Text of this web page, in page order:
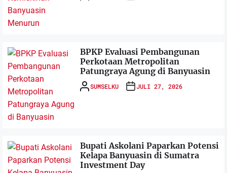
BPKP Evaluasi Pembangunan
Perkotaan Metropolitan
Patungraya Agung di Banyuasin
SUMSELKU JULI 27, 2026
Bupati Askolani Paparkan Potensi
Kelapa Banyuasin di Sumatra
Investment Day